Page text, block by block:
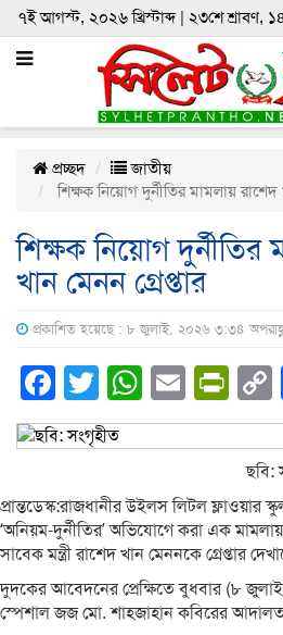
৭ই আগস্ট, ২০২৬ খ্রিস্টাব্দ | ২৩শে শ্রাবণ,
প্রচ্ছদ
জাতীয়
শিক্ষক নিয়োগ দুর্নীতির মামলায় রাশেদ
শিক্ষক নিয়োগ দুর্নীতির
খান মেনন গ্রেপ্তার
প্রকাশিত হয়েছে : ৮ জুলাই, ২০২৬ ৩:৩৪
Facebook
TwitterEmail
ছবি:
প্রান্তডেস্ক:রাজধানীর উইলস লিটল ফ্লাওয়ার
‘অনিয়ম-দুর্নীতির’ অভিযোগে করা এক
সাবেক মন্ত্রী রাশেদ খান মেননকে গ্রেপ্তার
দুদকের আবেদনের প্রেক্ষিতে বুধবার (৮
স্পেশাল জজ মো. শাহজাহান কবিরের